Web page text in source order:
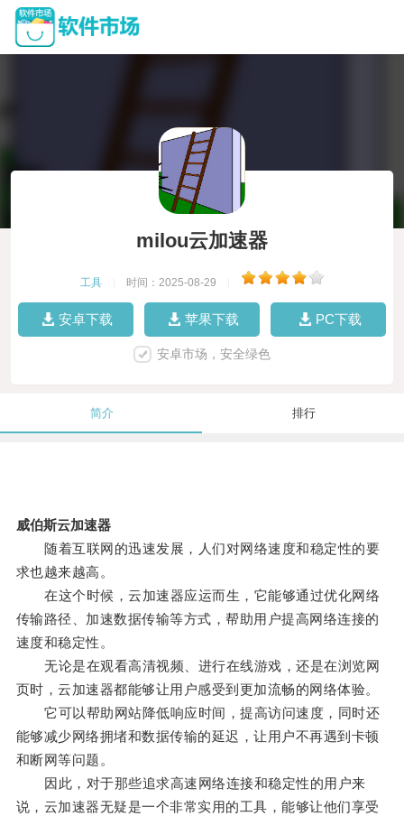
milou云加速器
工具 时间：2025-08-29
安卓下载 苹果下载 PC下载
安卓市场，安全绿色
简介 排行
威伯斯云加速器
随着互联网的迅速发展，人们对网络速度和稳定性的要
求也越来越高。
在这个时候，云加速器应运而生，它能够通过优化网络
传输路径、加速数据传输等方式，帮助用户提高网络连接的
速度和稳定性。
无论是在观看高清视频、进行在线游戏，还是在浏览网
页时，云加速器都能够让用户感受到更加流畅的网络体验。
它可以帮助网站降低响应时间，提高访问速度，同时还
能够减少网络拥堵和数据传输的延迟，让用户不再遇到卡顿
和断网等问题。
因此，对于那些追求高速网络连接和稳定性的用户来
说，云加速器无疑是一个非常实用的工具，能够让他们享受